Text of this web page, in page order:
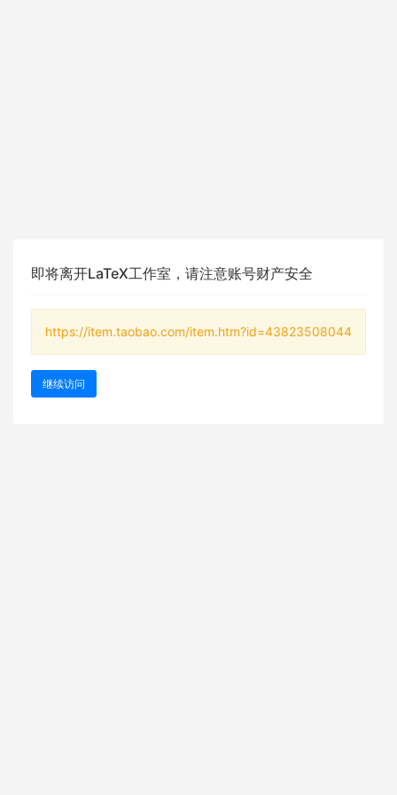
即将离开LaTeX工作室，请注意账号财产安全
https://item.taobao.com/item.htm?id=43823508044
继续访问